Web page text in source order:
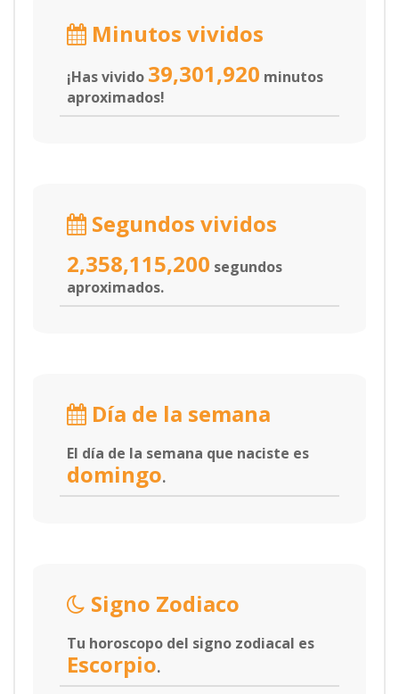
Minutos vividos
¡Has vivido 39,301,920 minutos
aproximados!
Segundos vividos
2,358,115,200 segundos
aproximados.
Día de la semana
El día de la semana que naciste es
domingo.
Signo Zodiaco
Tu horoscopo del signo zodiacal es
Escorpio.